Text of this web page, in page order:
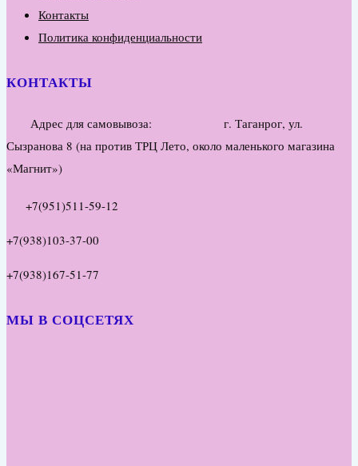
Контакты
Политика конфиденциальности
КОНТАКТЫ
Адрес для самовывоза: г. Таганрог, ул.
Сызранова 8 (на против ТРЦ Лето, около маленького магазина
«Магнит»)
+7(951)511-59-12
+7(938)103-37-00
+7(938)167-51-77
МЫ В СОЦСЕТЯХ